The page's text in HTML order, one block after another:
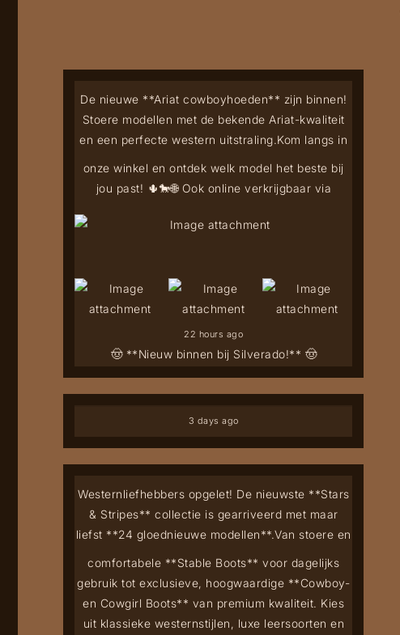
🤠 **Nieuw binnen bij Silverado!** 🤠
De nieuwe **Ariat cowboyhoeden** zijn binnen!
Stoere modellen met de bekende Ariat-kwaliteit
en een perfecte western uitstraling.Kom langs in
onze winkel en ontdek welk model het beste bij
jou past! 🌵🐎🌐 Ook online verkrijgbaar via
22 hours ago
3 days ago
Westernliefhebbers opgelet! De nieuwste **Stars
& Stripes** collectie is gearriveerd met maar
liefst **24 gloednieuwe modellen**.Van stoere en
comfortabele **Stable Boots** voor dagelijks
gebruik tot exclusieve, hoogwaardige **Cowboy-
en Cowgirl Boots** van premium kwaliteit. Kies
uit klassieke westernstijlen, luxe leersoorten en